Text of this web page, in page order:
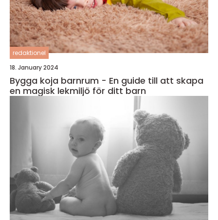
redaktionel
18. January 2024
Bygga koja barnrum - En guide till att skapa
en magisk lekmiljö för ditt barn